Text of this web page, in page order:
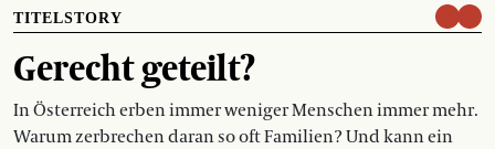
TITELSTORY
Gerecht geteilt?
In Österreich erben immer weniger Menschen immer mehr.
Warum zerbrechen daran so oft Familien? Und kann ein